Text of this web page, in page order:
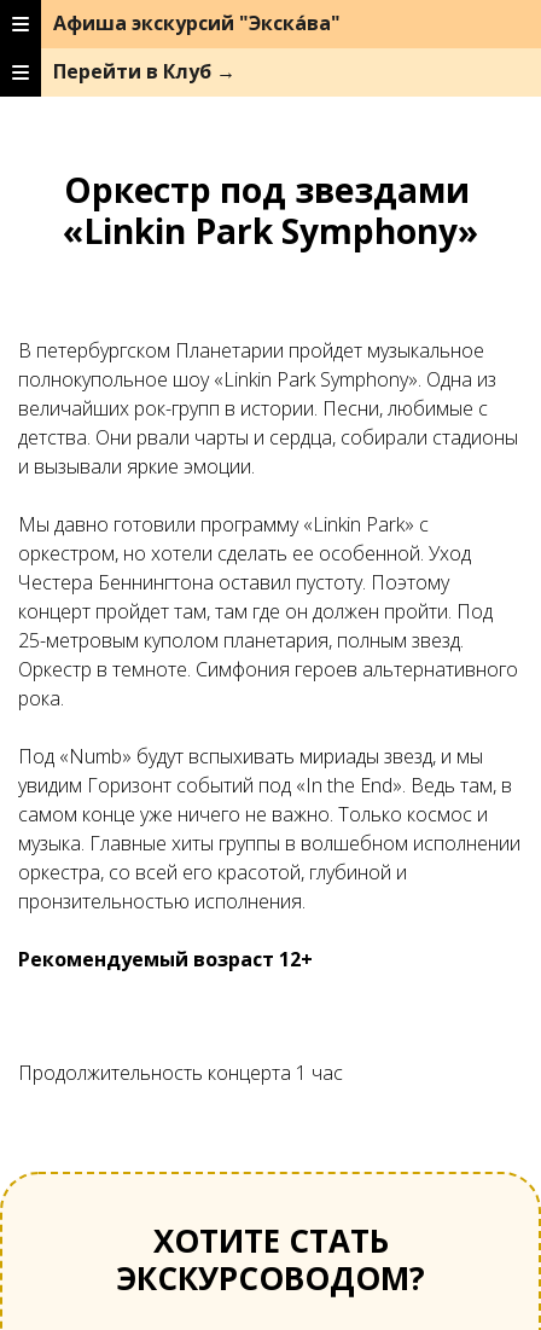
Афиша экскурсий "Экска́ва"
Перейти в Клуб →
Оркестр под звездами
«Linkin Park Symphony»
В петербургском Планетарии пройдет музыкальное
полнокупольное шоу «Linkin Park Symphony». Одна из
величайших рок-групп в истории. Песни, любимые с
детства. Они рвали чарты и сердца, собирали стадионы
и вызывали яркие эмоции.
Мы давно готовили программу «Linkin Park» с
оркестром, но хотели сделать ее особенной. Уход
Честера Беннингтона оставил пустоту. Поэтому
концерт пройдет там, там где он должен пройти. Под
25-метровым куполом планетария, полным звезд.
Оркестр в темноте. Симфония героев альтернативного
рока.
Под «Numb» будут вспыхивать мириады звезд, и мы
увидим Горизонт событий под «In the End». Ведь там, в
самом конце уже ничего не важно. Только космос и
музыка. Главные хиты группы в волшебном исполнении
оркестра, со всей его красотой, глубиной и
пронзительностью исполнения.
Рекомендуемый возраст 12+
Продолжительность концерта 1 час
ХОТИТЕ СТАТЬ
ЭКСКУРСОВОДОМ?